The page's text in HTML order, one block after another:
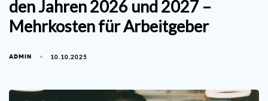
den Jahren 2026 und 2027 –
Mehrkosten für Arbeitgeber
ADMIN 10.10.2025